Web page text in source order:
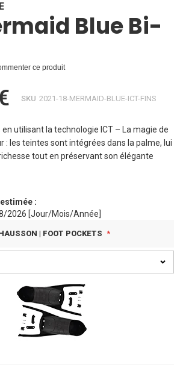
Blue Bi-
ce produit
SKU 2021-18-MERMAID-BLUE-ICT-FINS
utilisant la technologie ICT – La magie de
: les teintes sont intégrées dans la palme, lui
tout en préservant son élégante
:
2026 [Jour/Mois/Année]
| FOOT POCKETS